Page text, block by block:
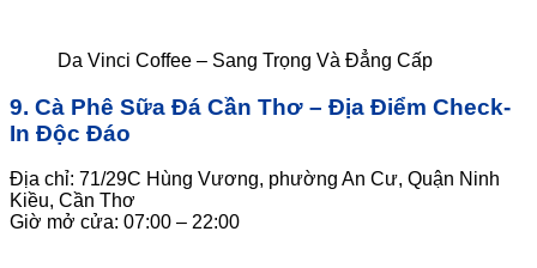
Da Vinci Coffee – Sang Trọng Và Đẳng Cấp
9. Cà Phê Sữa Đá Cần Thơ – Địa Điểm Check-
In Độc Đáo
Địa chỉ: 71/29C Hùng Vương, phường An Cư, Quận Ninh
Kiều, Cần Thơ
Giờ mở cửa: 07:00 – 22:00